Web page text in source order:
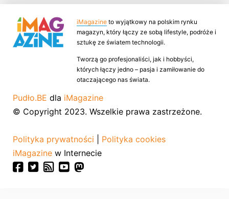
iMagazine to wyjątkowy na polskim rynku
magazyn, który łączy ze sobą lifestyle, podróże i
sztukę ze światem technologii.
Tworzą go profesjonaliści, jak i hobbyści,
których łączy jedno – pasja i zamiłowanie do
otaczającego nas świata.
Pudło.BE dla iMagazine
© Copyright 2023. Wszelkie prawa zastrzeżone.
Polityka prywatności
Polityka cookies
iMagazine w Internecie